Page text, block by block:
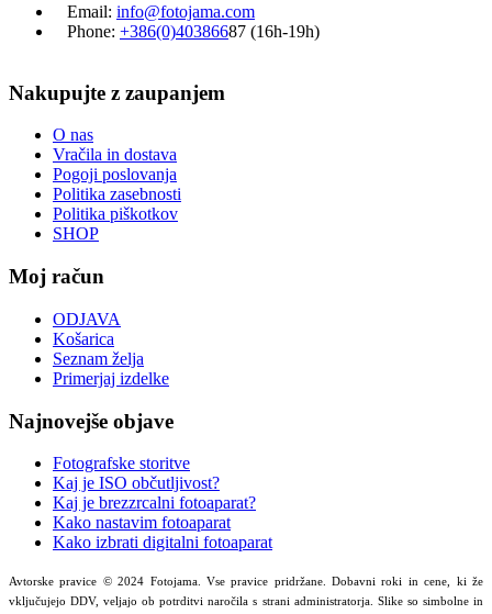
Email: info@fotojama.com
Phone: +386(0)40386687 (16h-19h)
Nakupujte z zaupanjem
O nas
Vračila in dostava
Pogoji poslovanja
Politika zasebnosti
Politika piškotkov
SHOP
Moj račun
ODJAVA
Košarica
Seznam želja
Primerjaj izdelke
Najnovejše objave
Fotografske storitve
Kaj je ISO občutljivost?
Kaj je brezzrcalni fotoaparat?
Kako nastavim fotoaparat
Kako izbrati digitalni fotoaparat
Avtorske pravice © 2024 Fotojama. Vse pravice pridržane. Dobavni roki in cene, ki že
vključujejo DDV, veljajo ob potrditvi naročila s strani administratorja. Slike so simbolne in